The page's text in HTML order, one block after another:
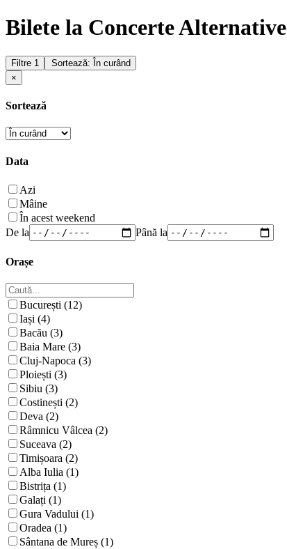
Bilete la Concerte Alternative
Filtre 1
Sortează: În curând
×
Sortează
Data
Azi
Mâine
În acest weekend
De la
Până la
Orașe
București (12)
Iași (4)
Bacău (3)
Baia Mare (3)
Cluj-Napoca (3)
Ploiești (3)
Sibiu (3)
Costinești (2)
Deva (2)
Râmnicu Vâlcea (2)
Suceava (2)
Timișoara (2)
Alba Iulia (1)
Bistrița (1)
Galați (1)
Gura Vadului (1)
Oradea (1)
Sântana de Mureș (1)